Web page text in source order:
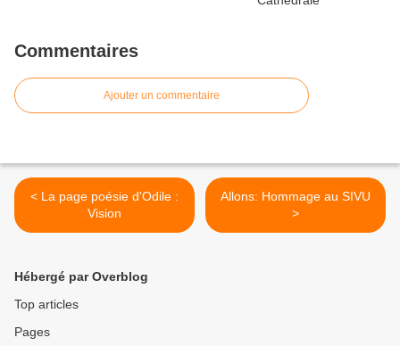
Commentaires
Ajouter un commentaire
< La page poésie d'Odile :
Vision
Allons: Hommage au SIVU
>
Hébergé par Overblog
Top articles
Pages